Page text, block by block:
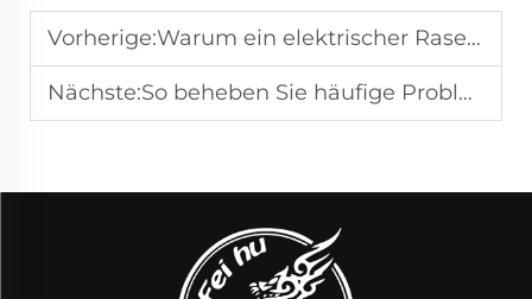
Vorherige:Warum ein elektrischer Rasentrimmer leichter zu warten ist als ein Benzinmodell
Nächste:So beheben Sie häufige Probleme mit einem elektrischen Rasentrimmer